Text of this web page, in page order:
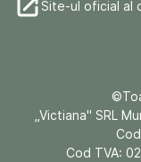
Site-ul oficial al
„Victiana" SRL
Cod TVA: